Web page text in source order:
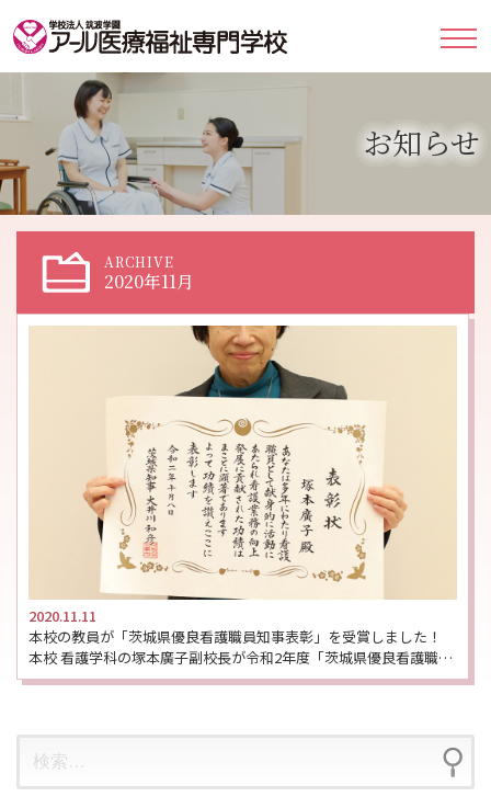
お知らせ
ARCHIVE
2020年11月
2020.11.11
本校の教員が「茨城県優良看護職員知事表彰」を受賞しました！
本校 看護学科の塚本廣子副校長が令和2年度「茨城県優良看護職員」として知事表彰を受けました。表彰対象 […]